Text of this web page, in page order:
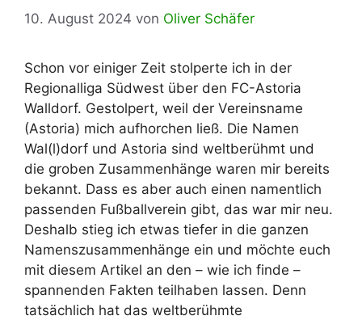
10. August 2024 von Oliver Schäfer
Schon vor einiger Zeit stolperte ich in der
Regionalliga Südwest über den FC-Astoria
Walldorf. Gestolpert, weil der Vereinsname
(Astoria) mich aufhorchen ließ. Die Namen
Wal(l)dorf und Astoria sind weltberühmt und
die groben Zusammenhänge waren mir bereits
bekannt. Dass es aber auch einen namentlich
passenden Fußballverein gibt, das war mir neu.
Deshalb stieg ich etwas tiefer in die ganzen
Namenszusammenhänge ein und möchte euch
mit diesem Artikel an den – wie ich finde –
spannenden Fakten teilhaben lassen. Denn
tatsächlich hat das weltberühmte